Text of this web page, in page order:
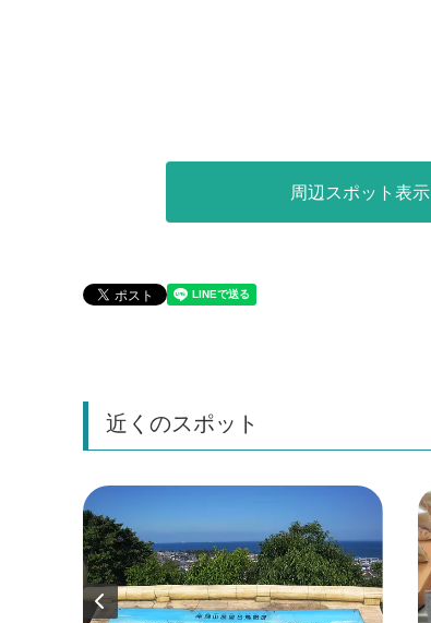
周辺スポット表示
近くのスポット